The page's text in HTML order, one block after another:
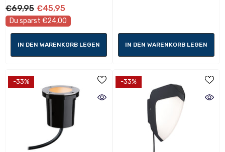
Seewasserresistent
€69,95 €45,95
Du sparst €24,00
IN DEN WARENKORB LEGEN IN DEN WARENKORB LEGEN
-33% -33%